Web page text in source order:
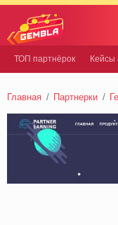
Gembla
ТОП партнёрок Кейсы
Главная Партнерки